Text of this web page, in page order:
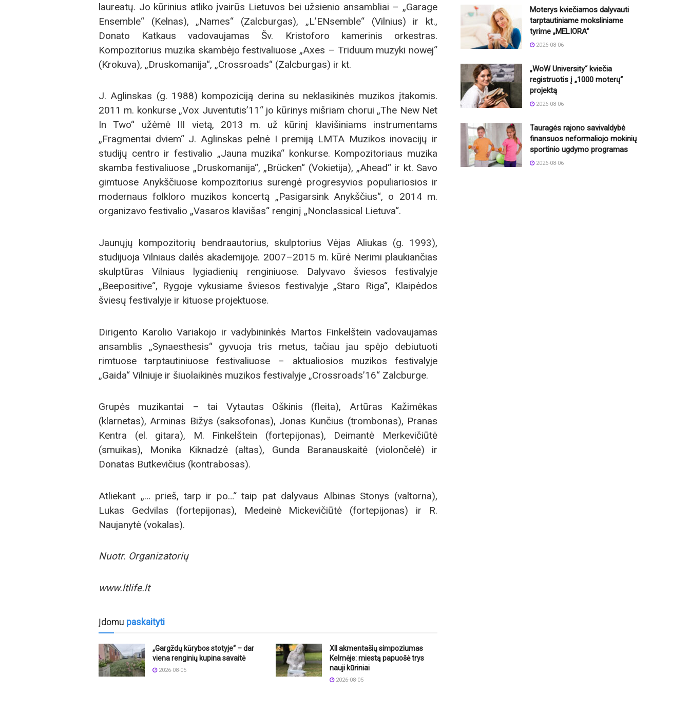
laureatų. Jo kūrinius atliko įvairūs Lietuvos bei užsienio ansambliai – „Garage
Ensemble“ (Kelnas), „Names“ (Zalcburgas), „L’ENsemble“ (Vilnius) ir kt.,
Donato Katkaus vadovaujamas Šv. Kristoforo kamerinis orkestras.
Kompozitorius muzika skambėjo festivaliuose „Axes – Triduum muzyki nowej“
(Krokuva), „Druskomanija“, „Crossroads“ (Zalcburgas) ir kt.
J. Aglinskas (g. 1988) kompoziciją derina su neklasikinės muzikos įtakomis.
2011 m. konkurse „Vox Juventutis’11“ jo kūrinys mišriam chorui „The New Net
In Two“ užėmė III vietą, 2013 m. už kūrinį klavišiniams instrumentams
„Fragmentai dviem“ J. Aglinskas pelnė I premiją LMTA Muzikos inovacijų ir
studijų centro ir festivalio „Jauna muzika“ konkurse. Kompozitoriaus muzika
skamba festivaliuose „Druskomanija“, „Brücken“ (Vokietija), „Ahead“ ir kt. Savo
gimtuose Anykščiuose kompozitorius surengė progresyvios populiariosios ir
modernaus folkloro muzikos koncertą „Pasigarsink Anykščius“, o 2014 m.
organizavo festivalio „Vasaros klavišas“ renginį „Nonclassical Lietuva“.
Jaunųjų kompozitorių bendraautorius, skulptorius Vėjas Aliukas (g. 1993),
studijuoja Vilniaus dailės akademijoje. 2007–2015 m. kūrė Nerimi plaukiančias
skulptūras Vilniaus lygiadienių renginiuose. Dalyvavo šviesos festivalyje
„Beepositive“, Rygoje vykusiame šviesos festivalyje „Staro Riga“, Klaipėdos
šviesų festivalyje ir kituose projektuose.
Dirigento Karolio Variakojo ir vadybininkės Martos Finkelštein vadovaujamas
ansamblis „Synaesthesis“ gyvuoja tris metus, tačiau jau spėjo debiutuoti
rimtuose tarptautiniuose festivaliuose – aktualiosios muzikos festivalyje
„Gaida“ Vilniuje ir šiuolaikinės muzikos festivalyje „Crossroads’16“ Zalcburge.
Grupės muzikantai – tai Vytautas Oškinis (fleita), Artūras Kažimėkas
(klarnetas), Arminas Bižys (saksofonas), Jonas Kunčius (trombonas), Pranas
Kentra (el. gitara), M. Finkelštein (fortepijonas), Deimantė Merkevičiūtė
(smuikas), Monika Kiknadzė (altas), Gunda Baranauskaitė (violončelė) ir
Donatas Butkevičius (kontrabosas).
Atliekant „… prieš, tarp ir po…“ taip pat dalyvaus Albinas Stonys (valtorna),
Lukas Gedvilas (fortepijonas), Medeinė Mickevičiūtė (fortepijonas) ir R.
Naujanytė (vokalas).
Nuotr. Organizatorių
www.ltlife.lt
Įdomu paskaityti
„Gargždų kūrybos stotyje“ – dar
viena renginių kupina savaitė
2026-08-05
XII akmentašių simpoziumas
Kelmėje: miestą papuošė trys
nauji kūriniai
2026-08-05
Moterys kviečiamos dalyvauti
tarptautiniame moksliniame
tyrime „MELIORA“
2026-08-06
„WoW University“ kviečia
registruotis į „1000 moterų“
projektą
2026-08-06
Tauragės rajono savivaldybė
finansuos neformaliojo mokinių
sportinio ugdymo programas
2026-08-06